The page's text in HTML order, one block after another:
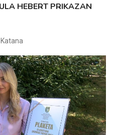
HEBERT PRIKAZAN